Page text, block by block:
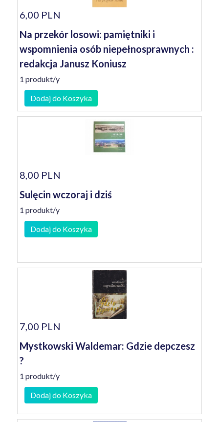
6,00 PLN
Na przekór losowi: pamiętniki i
wspomnienia osób niepełnosprawnych :
redakcja Janusz Koniusz
1 produkt/y
Dodaj do Koszyka
8,00 PLN
Sulęcin wczoraj i dziś
1 produkt/y
Dodaj do Koszyka
7,00 PLN
Mystkowski Waldemar: Gdzie depczesz
?
1 produkt/y
Dodaj do Koszyka